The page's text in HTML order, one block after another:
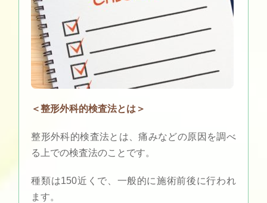
＜整形外科的検査法とは＞
整形外科的検査法とは、痛みなどの原因を調べ
る上での検査法のことです。
種類は150近くで、一般的に施術前後に行われ
ます。